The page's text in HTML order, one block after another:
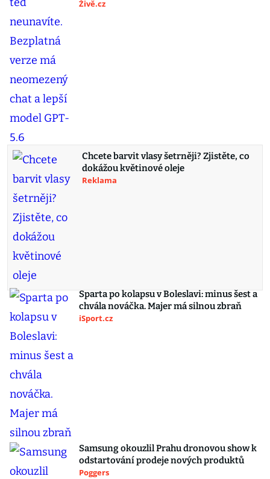
Živě.cz
Chcete barvit vlasy šetrněji? Zjistěte, co
dokážou květinové oleje
Reklama
Sparta po kolapsu v Boleslavi: minus šest a
chvála nováčka. Majer má silnou zbraň
iSport.cz
Samsung okouzlil Prahu dronovou show k
odstartování prodeje nových produktů
Poggers